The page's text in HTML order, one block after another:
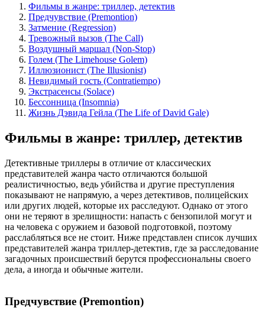
Фильмы в жанре: триллер, детектив
Предчувствие (Premontion)
Затмение (Regression)
Тревожный вызов (The Call)
Воздушный маршал (Non-Stop)
Голем (The Limehouse Golem)
Иллюзионист (The Illusionist)
Невидимый гость (Contratiempo)
Экстрасенсы (Solace)
Бессонница (Insomnia)
Жизнь Дэвида Гейла (The Life of David Gale)
Фильмы в жанре: триллер, детектив
Детективные триллеры в отличие от классических
представителей жанра часто отличаются большой
реалистичностью, ведь убийства и другие преступления
показывают не напрямую, а через детективов, полицейских
или других людей, которые их расследуют. Однако от этого
они не теряют в зрелищности: напасть с бензопилой могут и
на человека с оружием и базовой подготовкой, поэтому
расслабляться все не стоит. Ниже представлен список лучших
представителей жанра триллер-детектив, где за расследование
загадочных происшествий берутся профессиональны своего
дела, а иногда и обычные жители.
Предчувствие (Premontion)